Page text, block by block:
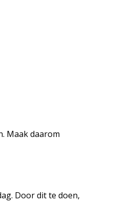
Maak daarom
Door dit te doen,